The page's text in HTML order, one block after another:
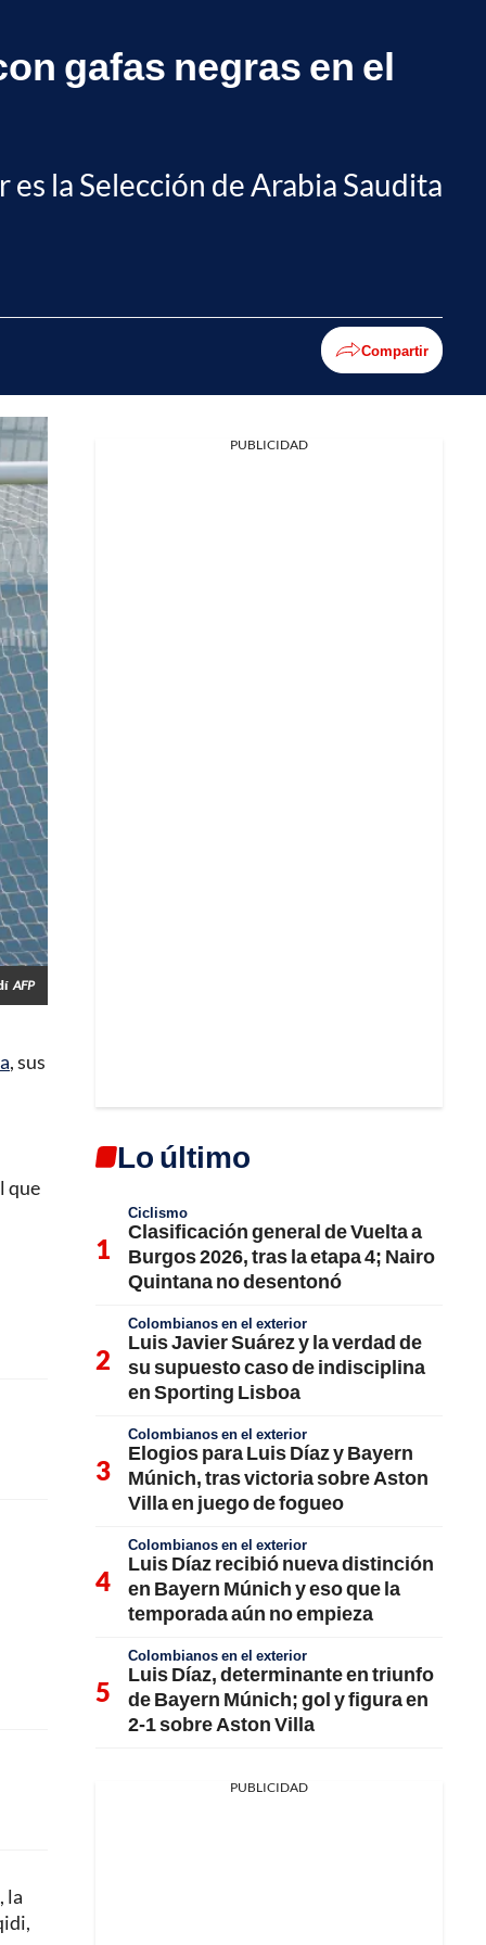
gafas negras en el
la Selección de Arabia Saudita
Compartir
AFP
, sus
que
la
PUBLICIDAD
Lo último
Ciclismo
Clasificación general de Vuelta a
Burgos 2026, tras la etapa 4; Nairo
Quintana no desentonó
Colombianos en el exterior
Luis Javier Suárez y la verdad de
su supuesto caso de indisciplina
en Sporting Lisboa
Colombianos en el exterior
Elogios para Luis Díaz y Bayern
Múnich, tras victoria sobre Aston
Villa en juego de fogueo
Colombianos en el exterior
Luis Díaz recibió nueva distinción
en Bayern Múnich y eso que la
temporada aún no empieza
Colombianos en el exterior
Luis Díaz, determinante en triunfo
de Bayern Múnich; gol y figura en
2-1 sobre Aston Villa
PUBLICIDAD